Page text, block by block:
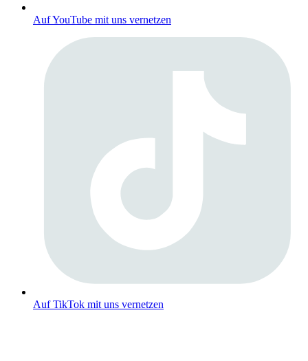
Auf YouTube mit uns vernetzen
Auf TikTok mit uns vernetzen